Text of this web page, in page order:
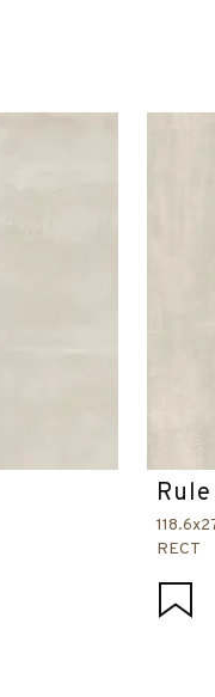
RECT